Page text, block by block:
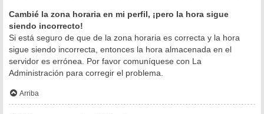
Cambié la zona horaria en mi perfil, ¡pero la hora sigue
siendo incorrecto!
Si está seguro de que de la zona horaria es correcta y la hora
sigue siendo incorrecta, entonces la hora almacenada en el
servidor es errónea. Por favor comuníquese con La
Administración para corregir el problema.
Arriba